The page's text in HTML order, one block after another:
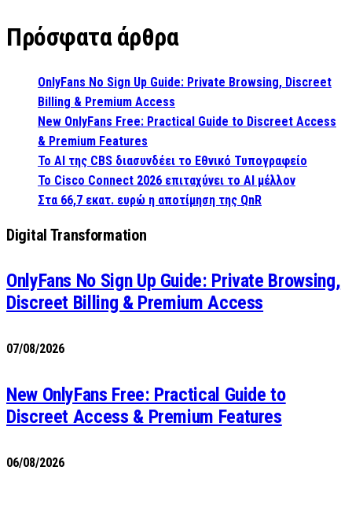
Πρόσφατα άρθρα
OnlyFans No Sign Up Guide: Private Browsing, Discreet
Billing & Premium Access
New OnlyFans Free: Practical Guide to Discreet Access
& Premium Features
Το AI της CBS διασυνδέει το Εθνικό Τυπογραφείο
Το Cisco Connect 2026 επιταχύνει το AI μέλλον
Στα 66,7 εκατ. ευρώ η αποτίμηση της QnR
Digital Transformation
OnlyFans No Sign Up Guide: Private Browsing,
Discreet Billing & Premium Access
07/08/2026
New OnlyFans Free: Practical Guide to
Discreet Access & Premium Features
06/08/2026